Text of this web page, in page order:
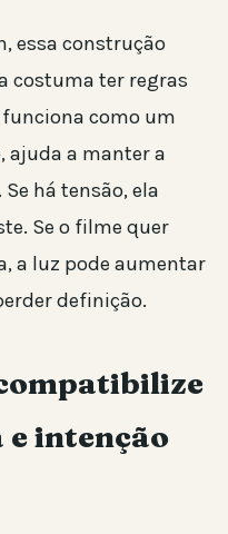
essa construção
costuma ter regras
como um
ajuda a manter a
há tensão, ela
Se o filme quer
a luz pode aumentar
definição.
intenção